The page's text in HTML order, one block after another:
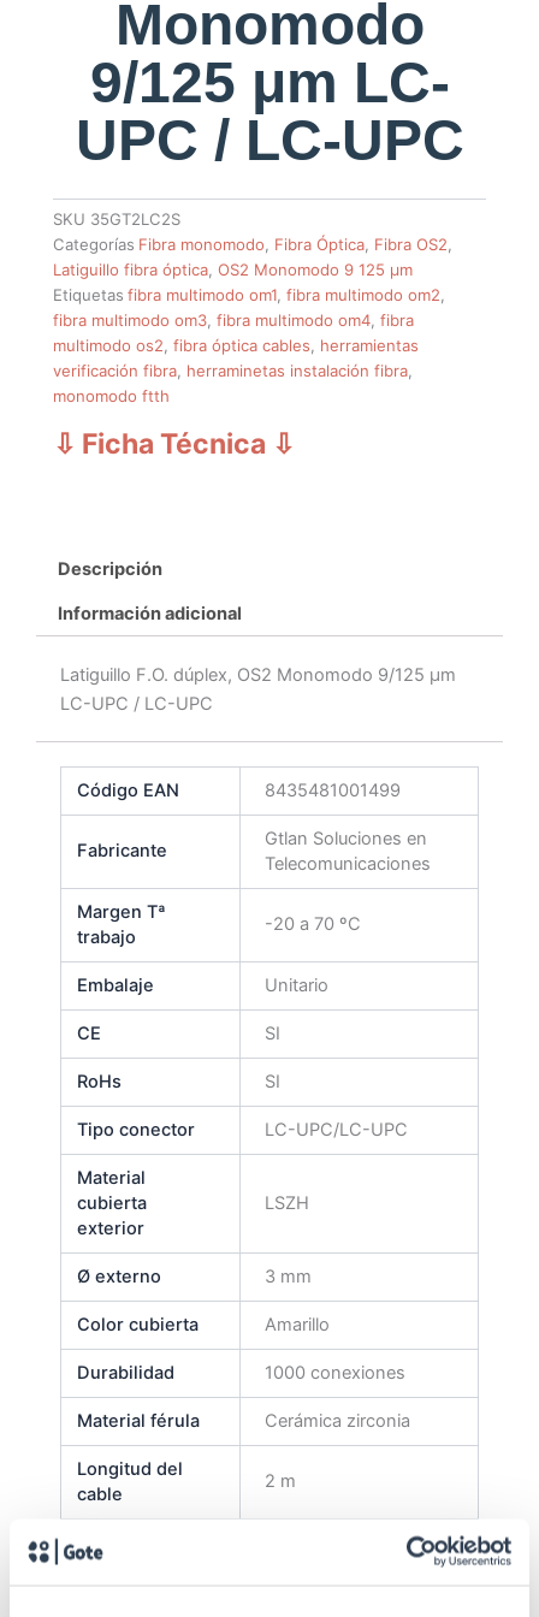
Monomodo
9/125 μm LC-
UPC / LC-UPC
SKU 35GT2LC2S
Categorías Fibra monomodo Fibra Óptica Fibra OS2
Latiguillo fibra óptica ,OS2 Monomodo 9 125 µm
Etiquetas fibra multimodo om1 ,fibra multimodo om2
fibra multimodo om3 ,fibra multimodo om4 ,fibra
multimodo os2 ,fibra óptica cables
herramientas
verificación fibra herraminetas instalación fibra
monomodo ftth
⇩ Ficha Técnica ⇩
Descripción
Información adicional
Latiguillo F.O. dúplex, OS2 Monomodo 9/125 μm
LC-UPC / LC-UPC
Código EAN 8435481001499
Fabricante
Gtlan Soluciones en
Telecomunicaciones
Margen Tª
trabajo
-20 a 70 ºC
Embalaje Unitario
CE SI
RoHs SI
Tipo conector LC-UPC/LC-UPC
Material
cubierta
exterior
LSZH
Ø externo 3 mm
Color cubierta Amarillo
Durabilidad 1000 conexiones
Material férula Cerámica zirconia
Longitud del
cable
2 m
Tipo latiguillo